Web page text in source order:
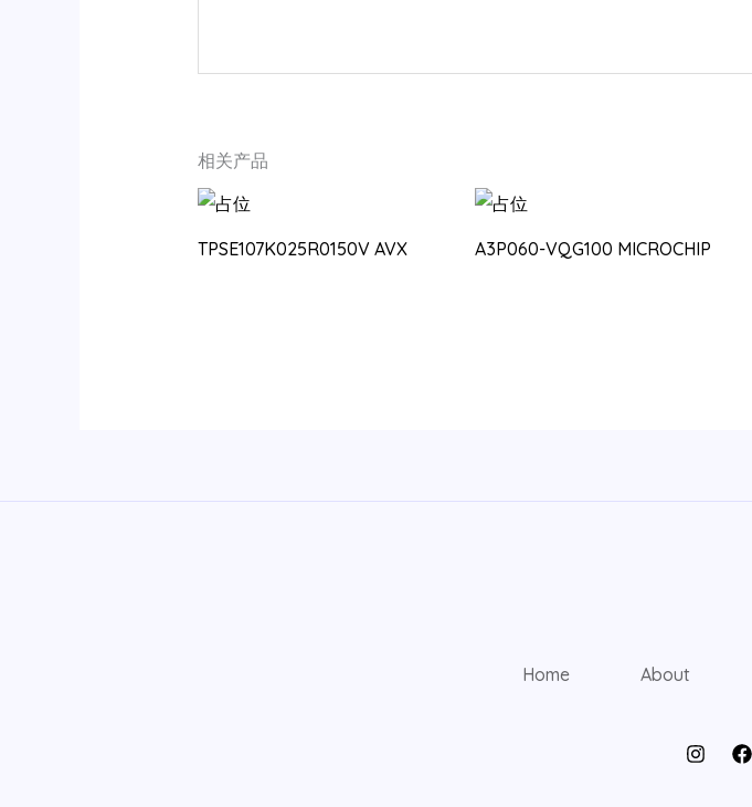
相关产品
TPSE107K025R0150V AVX A3P060-VQG100 MICROCHIP
Home About